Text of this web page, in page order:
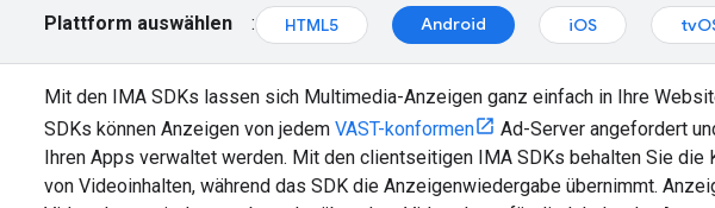
Plattform auswählen : HTML5 Android iOS
Mit den IMA SDKs lassen sich Multimedia-Anzeigen ganz einfach in Ihre
SDKs können Anzeigen von jedem VAST-konformen
Ad-Server angefordert
Ihren Apps verwaltet werden. Mit den clientseitigen IMA SDKs behalten Sie die
von Videoinhalten, während das SDK die Anzeigenwiedergabe übernimmt.